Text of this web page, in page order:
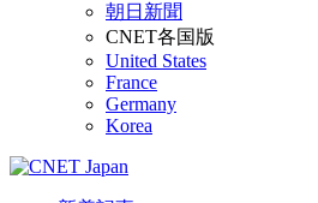
朝日新聞
CNET各国版
United States
France
Germany
Korea